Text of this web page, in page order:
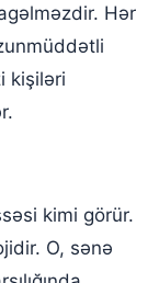
Hər
kişiləri
kimi görür.
O, sənə